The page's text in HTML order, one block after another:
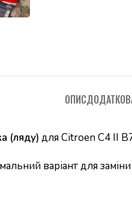
ОПИС
(ляду) для Citroen C4 II
варіант для